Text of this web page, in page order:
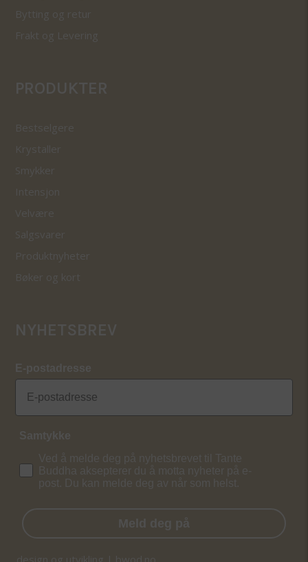
Bytting og retur
Frakt og Levering
PRODUKTER
Bestselgere
Krystaller
Smykker
Intensjon
Velvære
Salgsvarer
Produktnyheter
Bøker og kort
NYHETSBREV
E-postadresse
Samtykke
Ved å melde deg på nyhetsbrevet til Tante
Buddha aksepterer du å motta nyheter på e-
post. Du kan melde deg av når som helst.
Meld deg på
design og utvikling | bwod.no